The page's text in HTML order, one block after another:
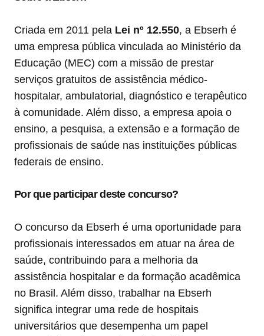
Criada em 2011 pela Lei nº 12.550, a Ebserh é
uma empresa pública vinculada ao Ministério da
Educação (MEC) com a missão de prestar
serviços gratuitos de assistência médico-
hospitalar, ambulatorial, diagnóstico e terapêutico
à comunidade. Além disso, a empresa apoia o
ensino, a pesquisa, a extensão e a formação de
profissionais de saúde nas instituições públicas
federais de ensino.
Por que participar deste concurso?
O concurso da Ebserh é uma oportunidade para
profissionais interessados em atuar na área de
saúde, contribuindo para a melhoria da
assistência hospitalar e da formação acadêmica
no Brasil. Além disso, trabalhar na Ebserh
significa integrar uma rede de hospitais
universitários que desempenha um papel